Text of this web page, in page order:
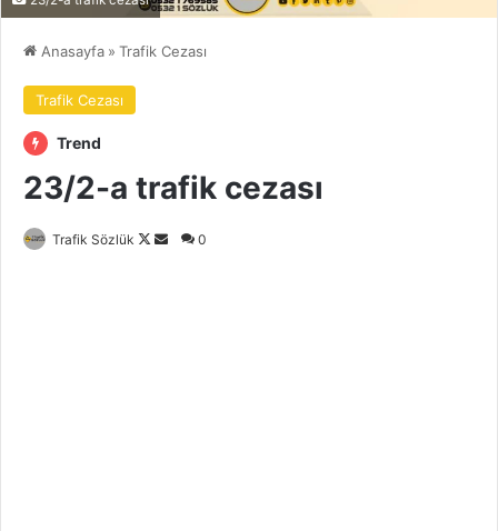
Anasayfa » Trafik Cezası
Trafik Cezası
Trend
23/2-a trafik cezası
Trafik Sözlük
Follow
Bir
0